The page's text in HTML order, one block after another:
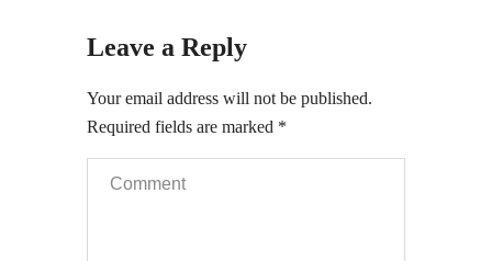
Leave a Reply
Your email address will not be published.
Required fields are marked *